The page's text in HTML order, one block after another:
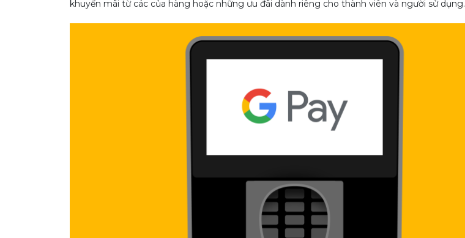
khuyến mãi từ các của hàng hoặc những ưu đãi dành riêng cho thành viên và người sử dụng.